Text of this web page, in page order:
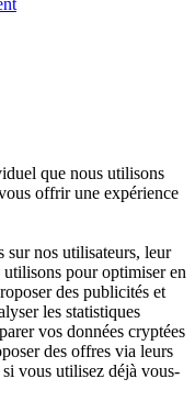
que nous utilisons
offrir une expérience
sur nos utilisateurs, leur
pour optimiser en
des publicités et
les statistiques
vos données cryptées
des offres via leurs
vous utilisez déjà vous-